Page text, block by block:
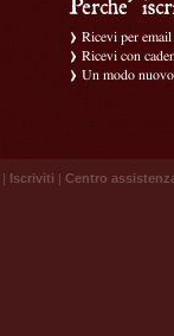
Ricevi per
Ricevi con
Un modo
| Iscriviti | Centro